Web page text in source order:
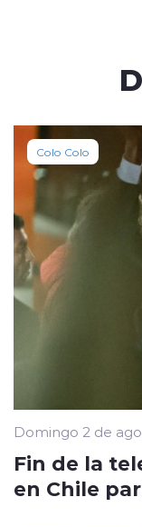
Colo Colo
Domingo 2 de
Fin de la
en Chile